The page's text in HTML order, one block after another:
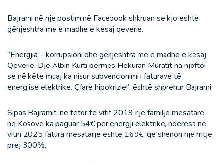
Bajrami në një postim në Facebook shkruan se kjo është
gënjeshtra më e madhe e kësaj qeverie.
“Energjia – korrupsioni dhe gënjeshtra më e madhe e kësaj
Qeverie. Dje Albin Kurti përmes Hekuran Muratit na njoftoi
se në këtë muaj ka nisur subvencionimi i faturave të
energjisë elektrike. Çfarë hipokrizie!” është shprehur Bajrami.
Sipas Bajramit, në tetor të vitit 2019 një familje mesatare
në Kosovë ka paguar 54€ për energji elektrike, ndëresa në
vitin 2025 fatura mesatarje është 169€, që shënon një rritje
prej 300%.